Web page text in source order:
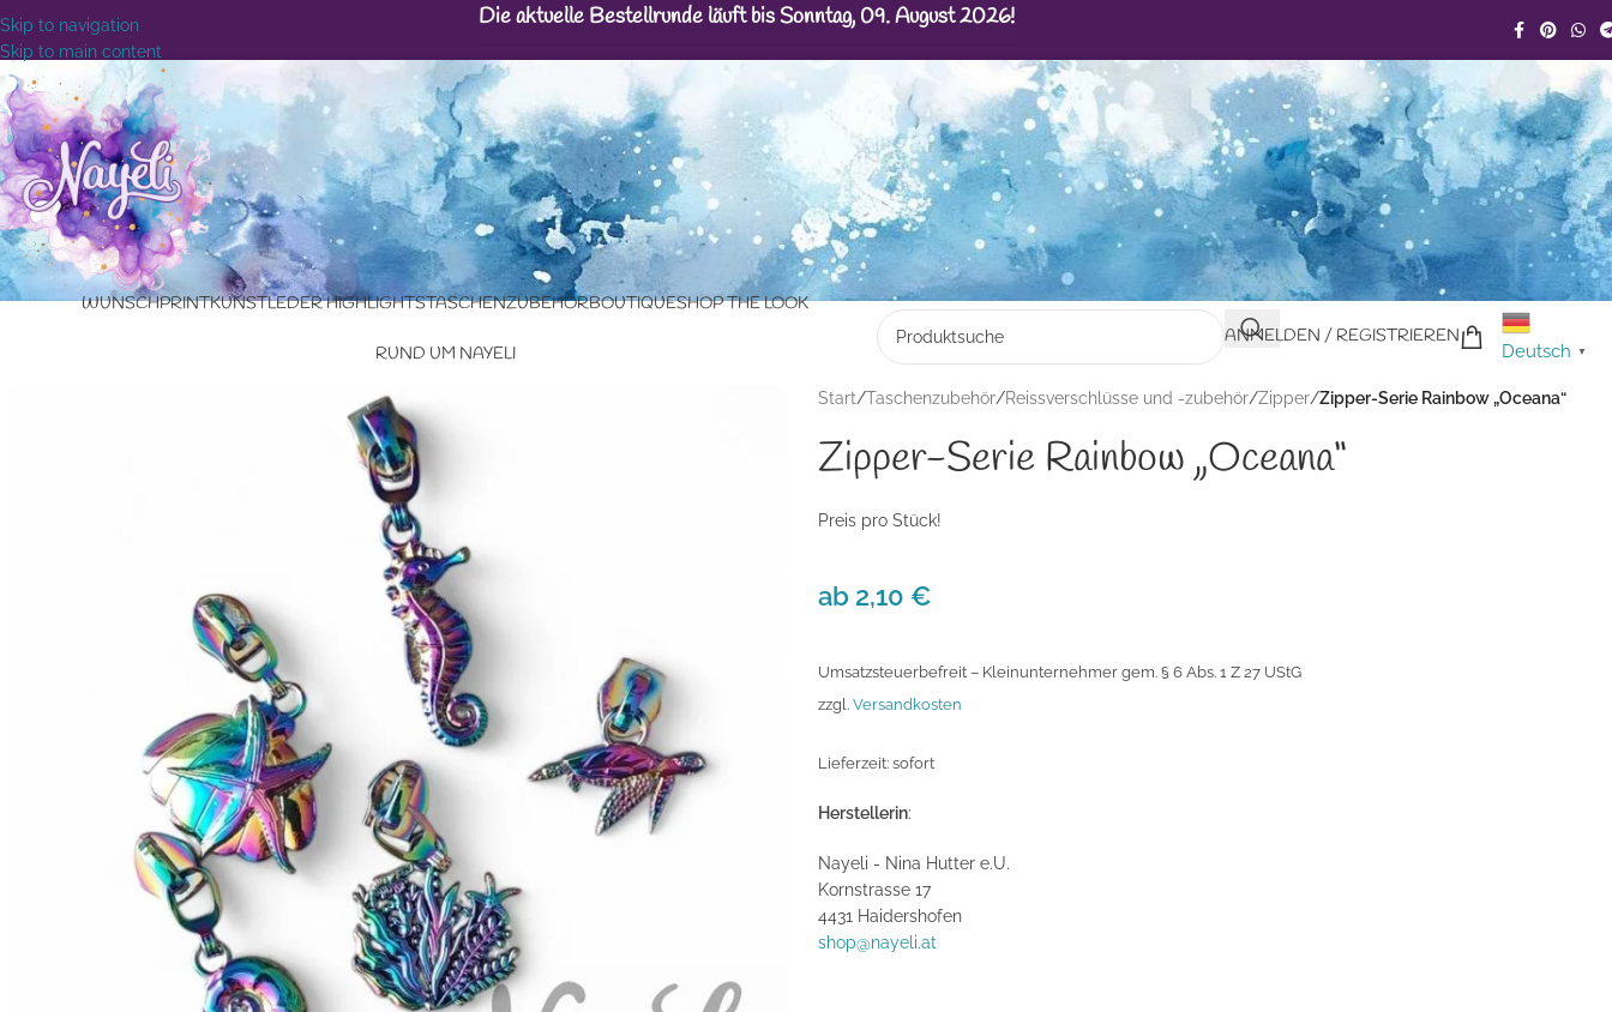
Skip to navigation
Skip to main content
Die aktuelle Bestellrunde läuft bis Sonntag, 09. August 2026!
WUNSCHPRINTKUNSTLEDER HIGHLIGHTSTASCHENZUBEHÖRBOUTIQUESHOP THE LOOK
RUND UM NAYELI
ANMELDEN / REGISTRIEREN
Deutsch ▼
Start/Taschenzubehör/Reissverschlüsse und -zubehör/Zipper/Zipper-Serie Rainbow „Oceana“
Zipper-Serie Rainbow „Oceana“
Preis pro Stück!
ab 2,10 €
Umsatzsteuerbefreit – Kleinunternehmer gem. § 6 Abs. 1 Z 27 UStG
zzgl. Versandkosten
Lieferzeit: sofort
Herstellerin:
Nayeli - Nina Hutter e.U.
Kornstrasse 17
4431 Haidershofen
shop@nayeli.at